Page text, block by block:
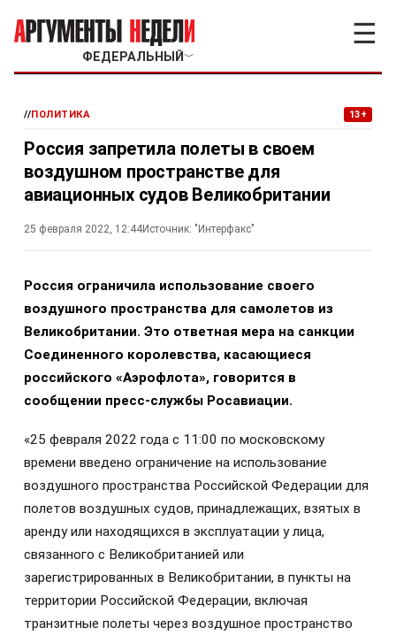
ФЕДЕРАЛЬНЫЙ ﹀
☰
//ПОЛИТИКА 13+
Россия запретила полеты в своем
воздушном пространстве для
авиационных судов Великобритании
25 февраля 2022, 12:44Источник: "Интерфакс"
Россия ограничила использование своего
воздушного пространства для самолетов из
Великобритании. Это ответная мера на санкции
Соединенного королевства, касающиеся
российского «Аэрофлота», говорится в
сообщении пресс-службы Росавиации.
«25 февраля 2022 года с 11:00 по московскому
времени введено ограничение на использование
воздушного пространства Российской Федерации для
полетов воздушных судов, принадлежащих, взятых в
аренду или находящихся в эксплуатации у лица,
связанного с Великобританией или
зарегистрированных в Великобритании, в пункты на
территории Российской Федерации, включая
транзитные полеты через воздушное пространство